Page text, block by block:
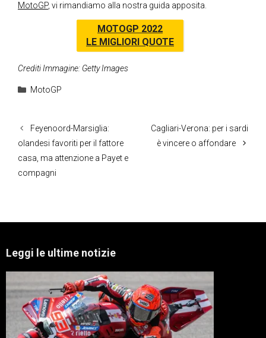
MotoGP, vi rimandiamo alla nostra guida apposita.
MOTOGP 2022
LE MIGLIORI QUOTE
Crediti Immagine: Getty Images
Categorie
MotoGP
Feyenoord-Marsiglia:
olandesi favoriti per il fattore
casa, ma attenzione a Payet e
compagni
Cagliari-Verona: per i sardi
è vincere o affondare
Leggi le ultime notizie